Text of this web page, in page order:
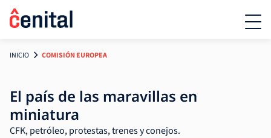
INICIO COMISIÓN EUROPEA
El país de las maravillas en
miniatura
CFK, petróleo, protestas, trenes y conejos.